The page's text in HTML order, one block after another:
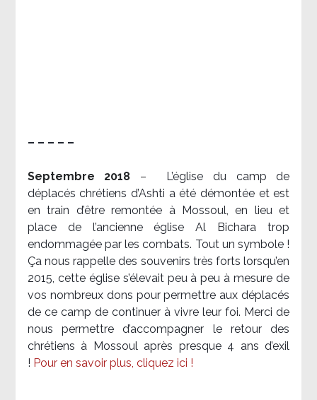
– – – – –
Septembre 2018 –
L’église du camp de
déplacés chrétiens d’Ashti a été démontée et est
en train d’être remontée à Mossoul, en lieu et
place de l’ancienne église Al Bichara trop
endommagée par les combats. Tout un symbole !
Ça nous rappelle des souvenirs très forts lorsqu’en
2015, cette église s’élevait peu à peu à mesure de
vos nombreux dons pour permettre aux déplacés
de ce camp de continuer à vivre leur foi. Merci de
nous permettre d’accompagner le retour des
chrétiens à Mossoul après presque 4 ans d’exil
! Pour en savoir plus, cliquez ici !